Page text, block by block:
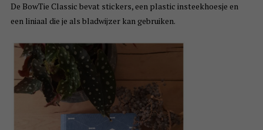
De BowTie Classic bevat stickers, een plastic insteekhoesje en
een liniaal die je als bladwijzer kan gebruiken.